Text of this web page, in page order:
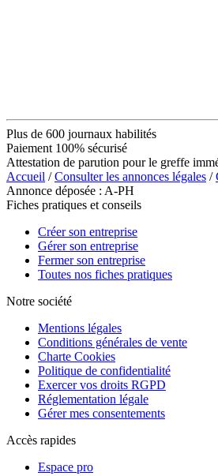
Plus de 600 journaux habilités
Paiement 100% sécurisé
Attestation de parution pour le greffe
Accueil /Consulter les annonces légales /
Annonce déposée : A-PH
Fiches pratiques et conseils
Créer son entreprise
Gérer son entreprise
Fermer son entreprise
Toutes nos fiches pratiques
Notre société
Mentions légales
Conditions générales de vente
Charte Cookies
Politique de confidentialité
Exercer vos droits RGPD
Réglementation légale
Gérer mes consentements
Accès rapides
Espace pro